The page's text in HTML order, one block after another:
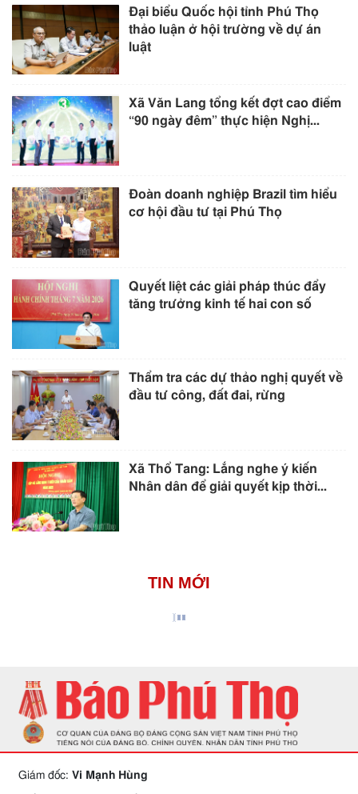
Đại biểu Quốc hội tỉnh Phú Thọ
thảo luận ở hội trường về dự án
luật
Xã Văn Lang tổng kết đợt cao điểm
“90 ngày đêm” thực hiện Nghị...
Đoàn doanh nghiệp Brazil tìm hiểu
cơ hội đầu tư tại Phú Thọ
Quyết liệt các giải pháp thúc đẩy
tăng trưởng kinh tế hai con số
Thẩm tra các dự thảo nghị quyết về
đầu tư công, đất đai, rừng
Xã Thổ Tang: Lắng nghe ý kiến
Nhân dân để giải quyết kịp thời...
TIN MỚI
Giám đốc: Vi Mạnh Hùng